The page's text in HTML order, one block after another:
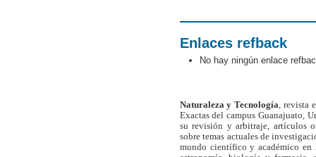
Enlaces refback
No hay ningún enlace
Naturaleza y Tecnología, revista
Exactas del campus Guanajuato,
su revisión y arbitraje, artículos
sobre temas actuales de
mundo científico y académico en